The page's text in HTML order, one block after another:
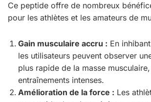
Ce peptide offre de nombreux
pour les athlètes et les amateurs de
Gain musculaire accru : En
les utilisateurs peuvent observer
plus rapide de la masse
entraînements intenses.
Amélioration de la force : Les